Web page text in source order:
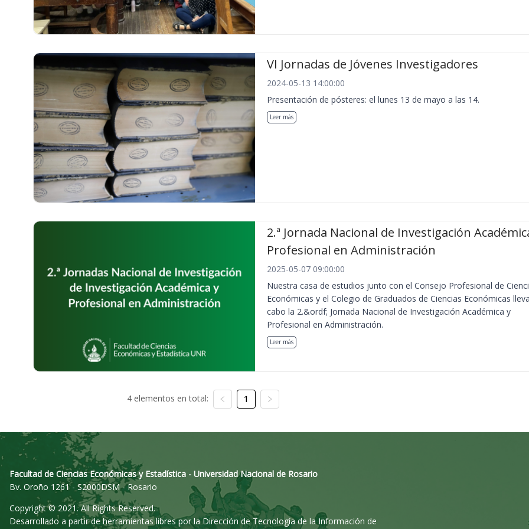
VI Jornadas de Jóvenes Investigadores
2024-05-13 14:00:00
Presentación de pósteres: el lunes 13 de mayo a las 14.
Leer más
2.ª Jornada Nacional de Investigación
Profesional en Administración
2025-05-07 09:00:00
Nuestra casa de estudios junto con el Consejo Profesional de
Económicas y el Colegio de Graduados de Ciencias Económicas
cabo la 2.&ordf; Jornada Nacional de Investigación Académica y
Profesional en Administración.
Leer más
4 elementos en total: 1
Facultad de Ciencias Económicas y Estadística - Universidad Nacional de Rosario
Bv. Oroño 1261 - S2000DSM - Rosario
Copyright © 2021. All Rights Reserved.
Desarrollado a partir de herramientas libres por la Dirección de Tecnología de la Información de